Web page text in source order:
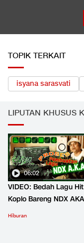
TOPIK TERKAIT
isyana sarasvati
LIPUTAN KHUSUS
06:02
VIDEO: Bedah Lagu Hit
Koplo Bareng NDX AKA
Hiburan